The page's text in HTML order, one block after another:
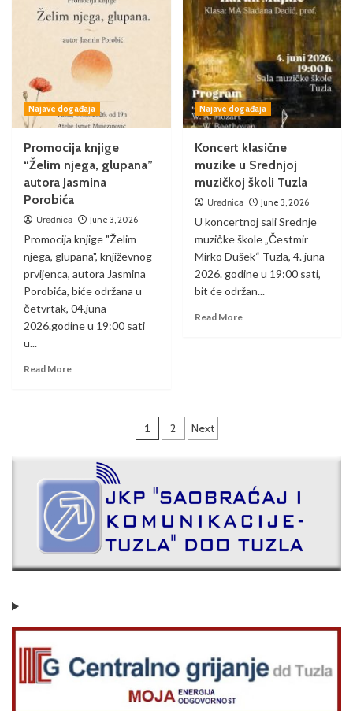
Najave događaja
Promocija knjige
“Želim njega, glupana”
autora Jasmina
Porobića
Urednica June 3, 2026
Promocija knjige "Želim
njega, glupana", književnog
prvijenca, autora Jasmina
Porobića, biće održana u
četvrtak, 04.juna
2026.godine u 19:00 sati
u...
Read More
Najave događaja
Koncert klasične
muzike u Srednjoj
muzičkoj školi Tuzla
Urednica June 3, 2026
U koncertnoj sali Srednje
muzičke škole „Čestmir
Mirko Dušek“ Tuzla, 4. juna
2026. godine u 19:00 sati,
bit će održan...
Read More
1 2 Next